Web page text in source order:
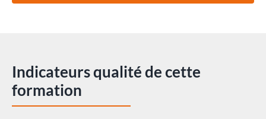
Indicateurs qualité de cette
formation